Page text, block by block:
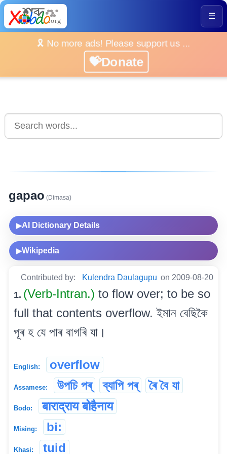
☰
🎗️ No more ads! Please support us ...
💝Donate
gapao (Dimasa)
▶AI Dictionary Details
▶Wikipedia
Contributed by: Kulendra Daulagupu on 2009-08-20
1. (Verb-Intran.) to flow over; to be so
full that contents overflow. ইমান বেছিকৈ
পূৰ হ যে পাৰ বাগৰি যা।
English: overflow
Assamese: উপচি পৰ্ ব্যাপি পৰ্ ৰৈ বৈ যা
Bodo: बाराद्राय बोहैनाय
Mising: bi:
Khasi: tuid